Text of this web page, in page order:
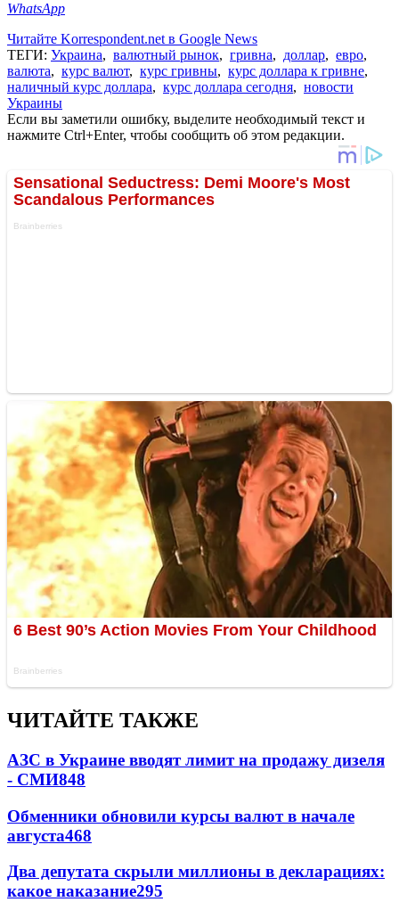
WhatsApp
Читайте Korrespondent.net в Google News
ТЕГИ: Украина, валютный рынок, гривна, доллар, евро,
валюта, курс валют, курс гривны, курс доллара к гривне,
наличный курс доллара, курс доллара сегодня, новости
Украины
Если вы заметили ошибку, выделите необходимый текст и
нажмите Ctrl+Enter, чтобы сообщить об этом редакции.
ЧИТАЙТЕ ТАКЖЕ
АЗС в Украине вводят лимит на продажу дизеля
- СМИ848
Обменники обновили курсы валют в начале
августа468
Два депутата скрыли миллионы в декларациях:
какое наказание295